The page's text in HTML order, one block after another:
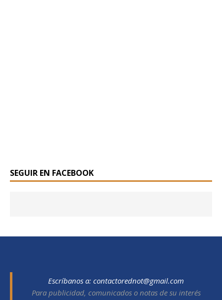
SEGUIR EN FACEBOOK
Escríbanos a: contactorednot@gmail.com
Para publicidad, comunicados o notas de su interés